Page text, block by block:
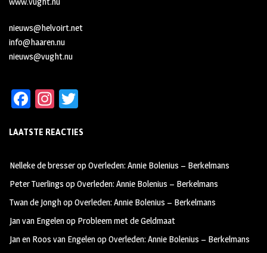
nieuws@helvoirt.net
info@haaren.nu
nieuws@vught.nu
Fa
b
oo
k
In
ag
m
tt
LAATSTE REACTIES
Nelleke de bresseropOverleden: Annie Bolenius – Berkelmans
Peter Tuerlings opOverleden: Annie Bolenius – Berkelmans
Twan de JonghopOverleden: Annie Bolenius – Berkelmans
Jan van Engelenop Probleem met de Geldmaat
Jan en Roos van EngelenopOverleden: Annie Bolenius – Berkelmans